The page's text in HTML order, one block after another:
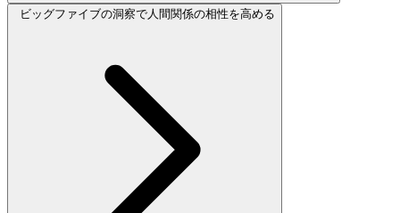
ビッグファイブの洞察で人間関係の相性を高める